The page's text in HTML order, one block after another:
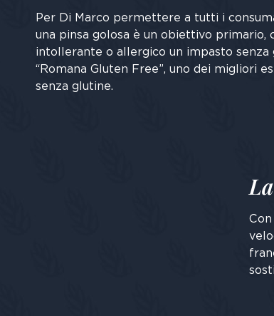
Per Di Marco permettere a tutti i
una pinsa golosa è un obiettivo primario,
intollerante o allergico un impasto
“Romana Gluten Free”, uno dei migliori
senza glutine.